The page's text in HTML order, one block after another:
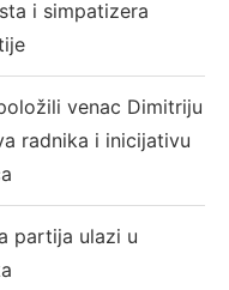
i simpatizera
venac Dimitriju
radnika i inicijativu
partija ulazi u